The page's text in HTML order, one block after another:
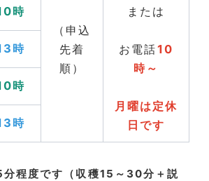
（申込
先着
順）
または
お電話10
時～
月曜は定休
日です
時
時
時
時
程度です（収穫15～30分＋説